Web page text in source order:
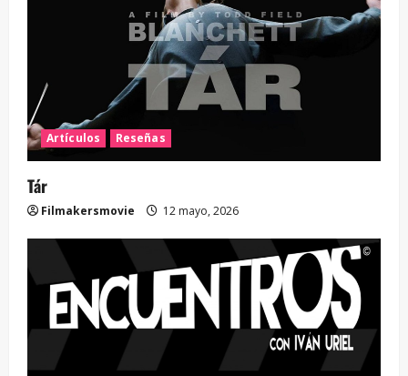
Artículos Reseñas
Tár
Filmakersmovie 12 mayo, 2026